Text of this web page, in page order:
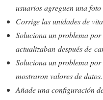
usuarios agreguen una
Corrige las unidades de
Soluciona un problema por
actualizaban después de
Soluciona un problema
mostraron valores de datos.
Añade una configuración